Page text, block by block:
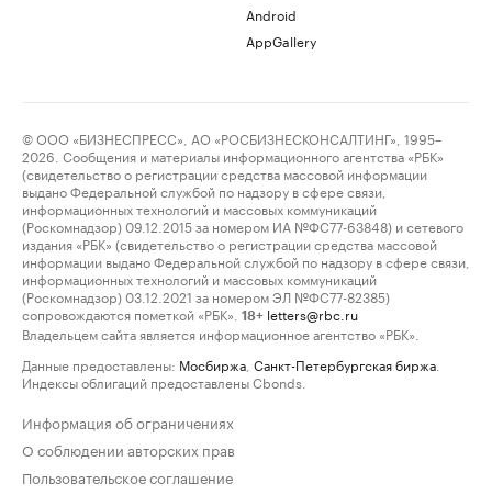
Android
AppGallery
© ООО «БИЗНЕСПРЕСС», АО «РОСБИЗНЕСКОНСАЛТИНГ», 1995–
2026. Сообщения и материалы информационного агентства «РБК»
(свидетельство о регистрации средства массовой информации
выдано Федеральной службой по надзору в сфере связи,
информационных технологий и массовых коммуникаций
(Роскомнадзор) 09.12.2015 за номером ИА №ФС77-63848) и сетевого
издания «РБК» (свидетельство о регистрации средства массовой
информации выдано Федеральной службой по надзору в сфере связи,
информационных технологий и массовых коммуникаций
(Роскомнадзор) 03.12.2021 за номером ЭЛ №ФС77-82385)
сопровождаются пометкой «РБК».
18+ letters@rbc.ru
Владельцем сайта является информационное агентство «РБК».
Данные предоставлены: Мосбиржа Санкт-Петербургская биржа
Индексы облигаций предоставлены Cbonds.
Информация об ограничениях
О соблюдении авторских прав
Пользовательское соглашение